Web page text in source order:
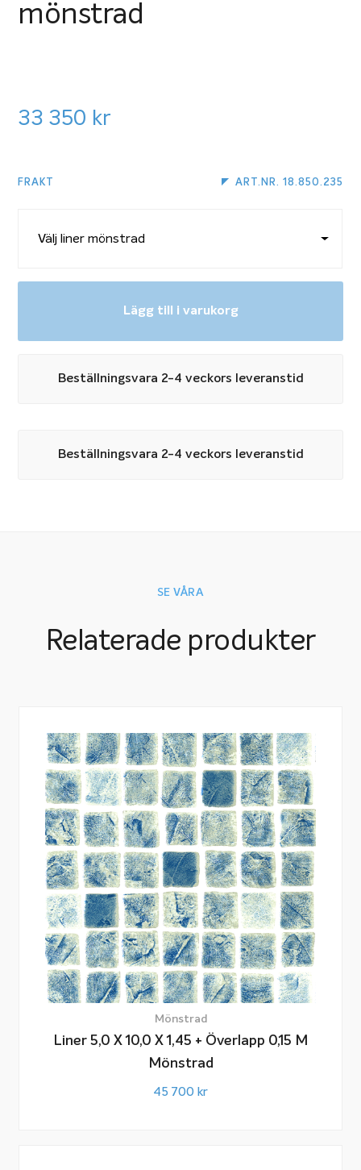
mönstrad
33 350 kr
FRAKT ART.NR. 18.850.235
Lägg till i varukorg
Beställningsvara 2-4 veckors leveranstid
Beställningsvara 2-4 veckors leveranstid
SE VÅRA
Relaterade produkter
Mönstrad
Liner 5,0 X 10,0 X 1,45 + Överlapp 0,15 M
Mönstrad
45 700 kr